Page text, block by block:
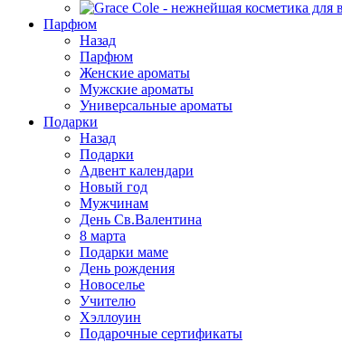
Парфюм
Назад
Парфюм
Женские ароматы
Мужские ароматы
Универсальные ароматы
Подарки
Назад
Подарки
Адвент календари
Новый год
Мужчинам
День Св.Валентина
8 марта
Подарки маме
День рождения
Новоселье
Учителю
Хэллоуин
Подарочные сертификаты